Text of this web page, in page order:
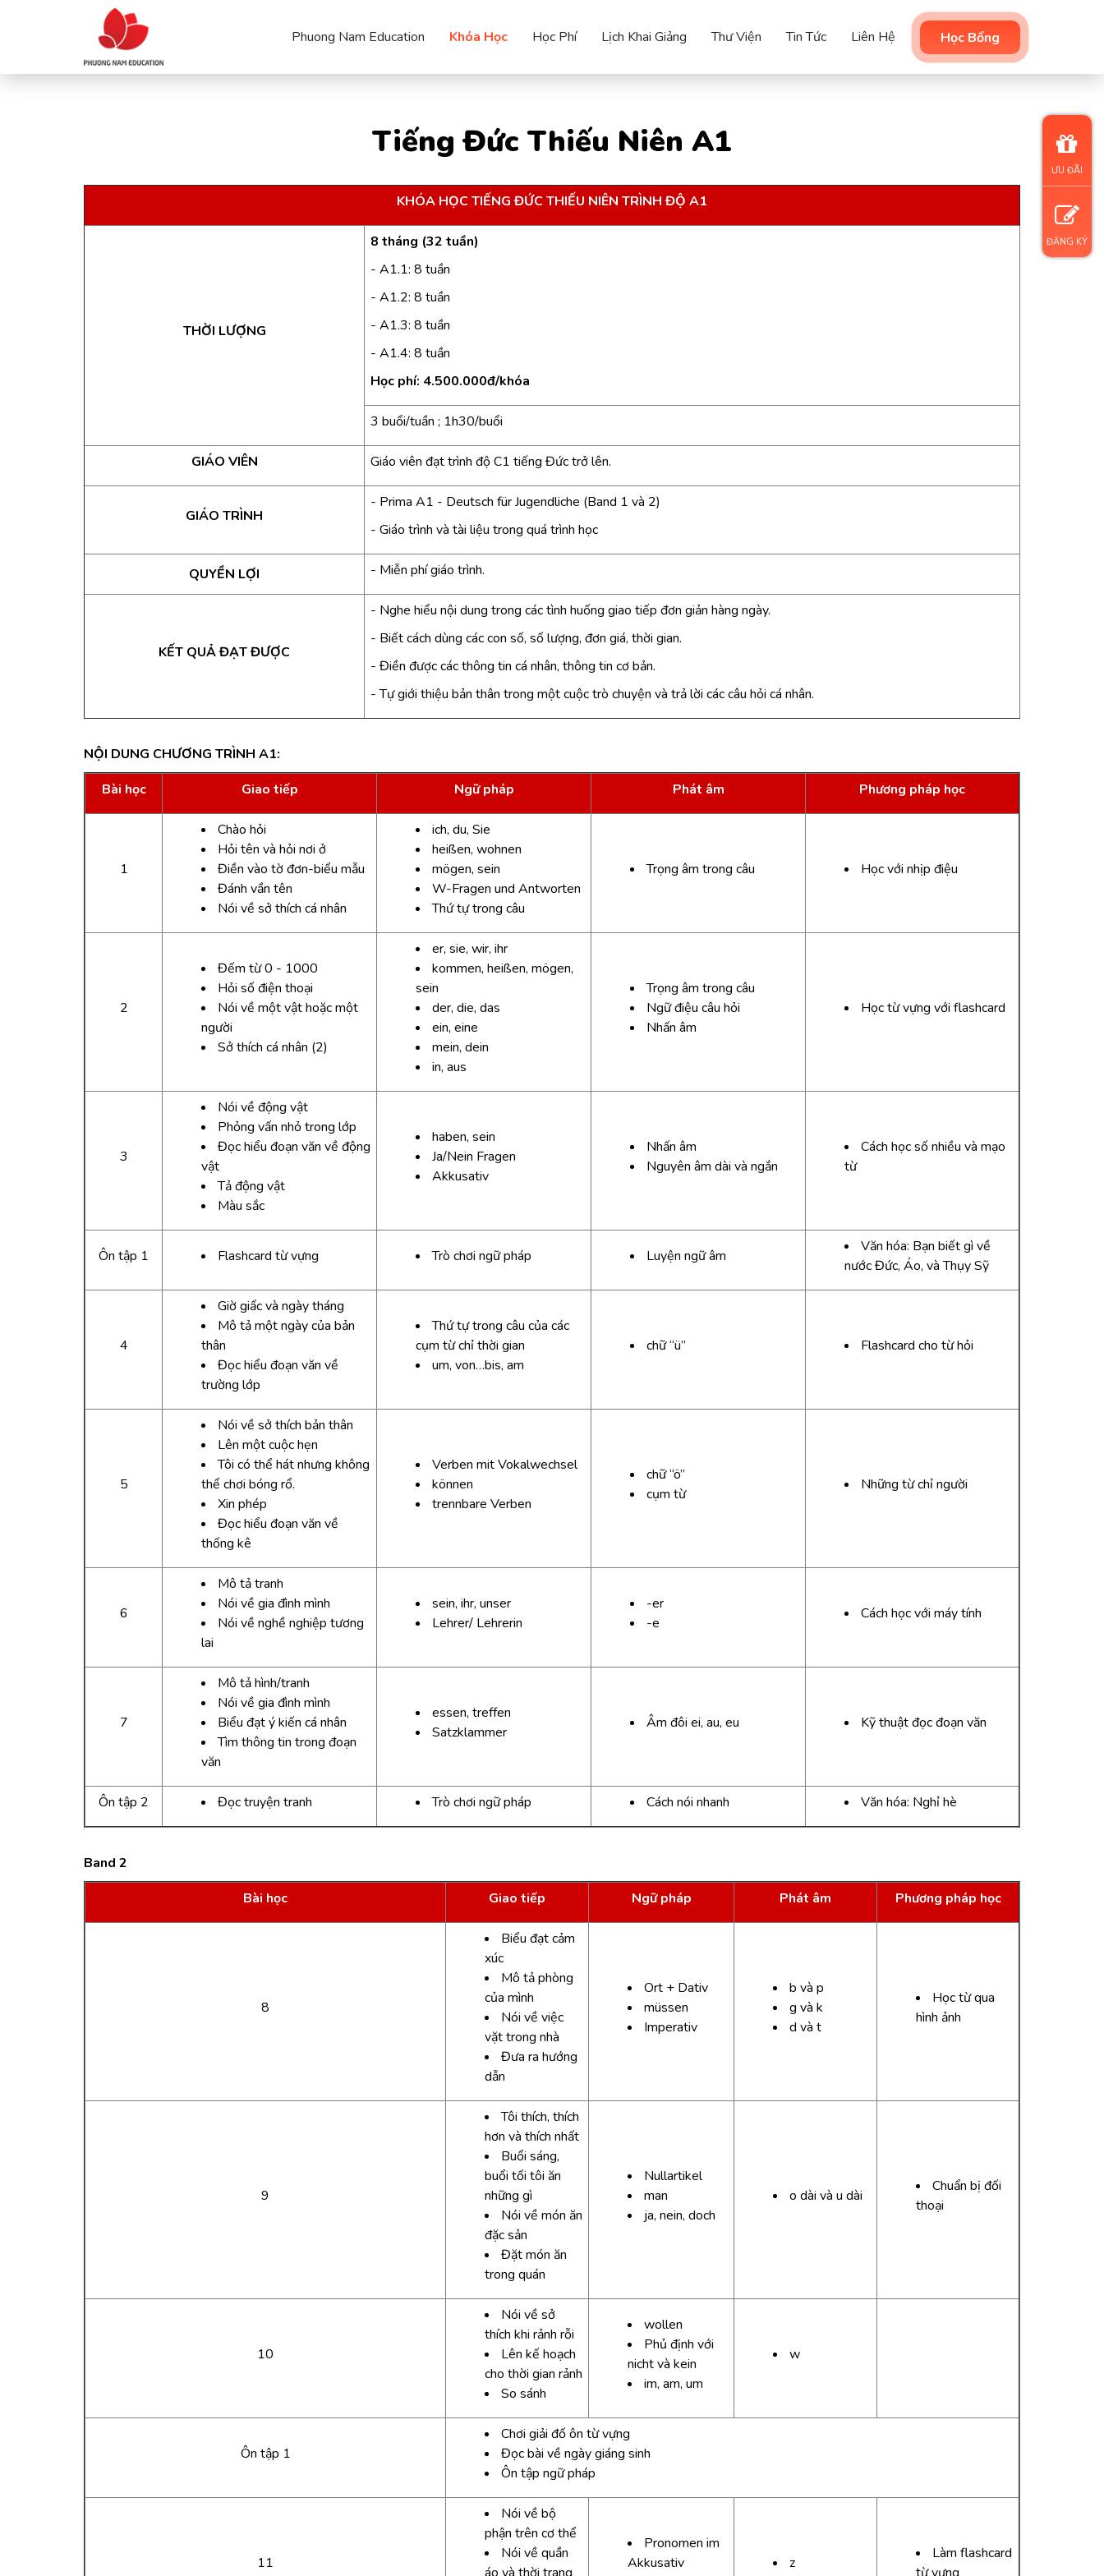
Học Bổng
Phuong Nam Education Khóa Học Học Phí Lịch Khai Giảng Thư Viện Tin Tức Liên Hệ
Tiếng Đức Thiếu Niên A1
KHÓA HỌC TIẾNG ĐỨC THIẾU NIÊN TRÌNH ĐỘ A1
THỜI LƯỢNG
8 tháng (32 tuần)
- A1.1: 8 tuần
- A1.2: 8 tuần
- A1.3: 8 tuần
- A1.4: 8 tuần
Học phí: 4.500.000đ/khóa
3 buổi/tuần ; 1h30/buổi
GIÁO VIÊN Giáo viên đạt trình độ C1 tiếng Đức trở lên.
GIÁO TRÌNH
- Prima A1 - Deutsch für Jugendliche (Band 1 và 2)
- Giáo trình và tài liệu trong quá trình học
QUYỀN LỢI - Miễn phí giáo trình.
KẾT QUẢ ĐẠT ĐƯỢC
- Nghe hiểu nội dung trong các tình huống giao tiếp đơn giản hàng ngày.
- Biết cách dùng các con số, số lượng, đơn giá, thời gian.
- Điền được các thông tin cá nhân, thông tin cơ bản.
- Tự giới thiệu bản thân trong một cuộc trò chuyện và trả lời các câu hỏi cá nhân.
NỘI DUNG CHƯƠNG TRÌNH A1:
Bài học
Giao tiếp Ngữ pháp Phát âm Phương pháp học
1
Chào hỏi
Hỏi tên và hỏi nơi ở
Điền vào tờ đơn-biểu mẫu
Đánh vần tên
Nói về sở thích cá nhân
ich, du, Sie
heißen, wohnen
mögen, sein
W-Fragen und Antworten
Thứ tự trong câu
Trọng âm trong câu Học với nhịp điệu
2
Đếm từ 0 - 1000
Hỏi số điện thoại
Nói về một vật hoặc một
người
Sở thích cá nhân (2)
er, sie, wir, ihr
kommen, heißen, mögen,
sein
der, die, das
ein, eine
mein, dein
in, aus
Trọng âm trong câu
Ngữ điệu câu hỏi
Nhấn âm
Học từ vựng với flashcard
3
Nói về động vật
Phỏng vấn nhỏ trong lớp
Đọc hiểu đoạn văn về động
vật
Tả động vật
Màu sắc
haben, sein
Ja/Nein Fragen
Akkusativ
Nhấn âm
Nguyên âm dài và ngắn
Cách học số nhiều và mạo
từ
Ôn tập 1 Flashcard từ vựng Trò chơi ngữ pháp Luyện ngữ âm
Văn hóa: Bạn biết gì về
nước Đức, Áo, và Thụy Sỹ
4
Giờ giấc và ngày tháng
Mô tả một ngày của bản
thân
Đọc hiểu đoạn văn về
trường lớp
Thứ tự trong câu của các
cụm từ chỉ thời gian
um, von…bis, am
chữ “ü” Flashcard cho từ hỏi
5
Nói về sở thích bản thân
Lên một cuộc hẹn
Tôi có thể hát nhưng không
thể chơi bóng rổ.
Xin phép
Đọc hiểu đoạn văn về
thống kê
Verben mit Vokalwechsel
können
trennbare Verben
chữ “ö”
cụm từ
Những từ chỉ người
6
Mô tả tranh
Nói về gia đình mình
Nói về nghề nghiệp tương
lai
sein, ihr, unser
Lehrer/ Lehrerin
-er
-e
Cách học với máy tính
7
Mô tả hình/tranh
Nói về gia đình mình
Biểu đạt ý kiến cá nhân
Tìm thông tin trong đoạn
văn
essen, treffen
Satzklammer
Âm đôi ei, au, eu Kỹ thuật đọc đoạn văn
Ôn tập 2 Đọc truyện tranh Trò chơi ngữ pháp Cách nói nhanh Văn hóa: Nghỉ hè
Band 2
Bài học
Giao tiếp Ngữ pháp Phát âm Phương pháp học
8
Biểu đạt cảm
xúc
Mô tả phòng
của mình
Nói về việc
vặt trong nhà
Đưa ra hướng
dẫn
Ort + Dativ
müssen
Imperativ
b và p
g và k
d và t
Học từ qua
hình ảnh
9
Tôi thích, thích
hơn và thích nhất
Buổi sáng,
buổi tối tôi ăn
những gì
Nói về món ăn
đặc sản
Đặt món ăn
trong quán
Nullartikel
man
ja, nein, doch
o dài và u dài
Chuẩn bị đối
thoại
10
Nói về sở
thích khi rảnh rỗi
Lên kế hoạch
cho thời gian rảnh
So sánh
wollen
Phủ định với
nicht và kein
im, am, um
w
Ôn tập 1
Chơi giải đố ôn từ vựng
Đọc bài về ngày giáng sinh
Ôn tập ngữ pháp
11
Nói về bộ
phận trên cơ thể
Nói về quần
Pronomen im
Akkusativ
z
Làm flashcard
ƯU ĐÃI
ĐĂNG KÝ